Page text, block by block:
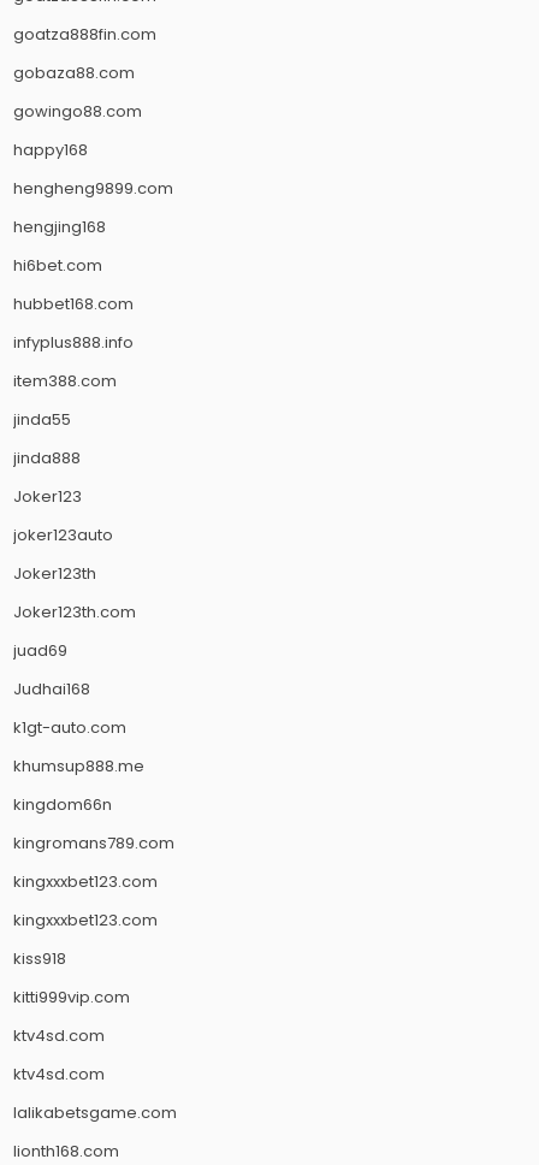
goatza888fin.com
gobaza88.com
gowingo88.com
happy168
hengheng9899.com
hengjing168
hi6bet.com
hubbet168.com
infyplus888.info
item388.com
jinda55
jinda888
Joker123
joker123auto
Joker123th
Joker123th.com
juad69
Judhai168
k1gt-auto.com
khumsup888.me
kingdom66n
kingromans789.com
kingxxxbet123.com
kingxxxbet123.com
kiss918
kitti999vip.com
ktv4sd.com
ktv4sd.com
lalikabetsgame.com
lionth168.com